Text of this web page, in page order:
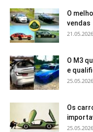
O
vendas
21.05.2026
O M3
e
25.05.2026
Os
25.05.2026